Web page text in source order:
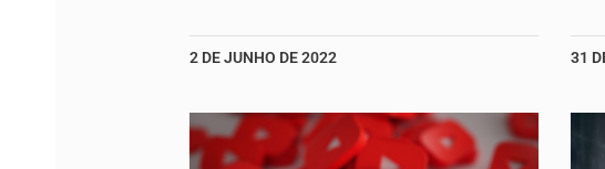
2 DE JUNHO DE 2022 31